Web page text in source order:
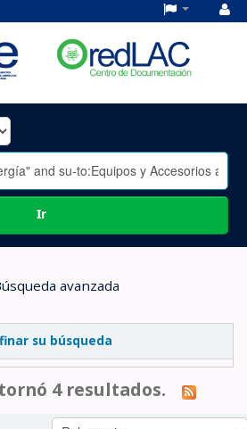
Ir
avanzada
su búsqueda
4 resultados.